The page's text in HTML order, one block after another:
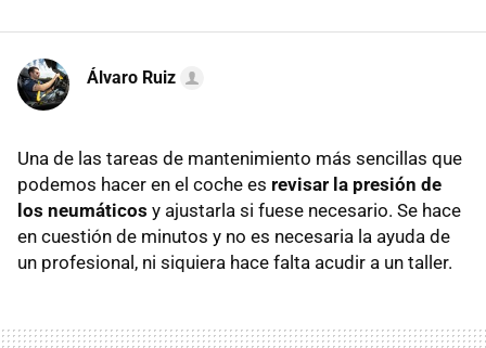
Álvaro Ruiz
Una de las tareas de mantenimiento más sencillas que
podemos hacer en el coche es revisar la presión de
los neumáticos y ajustarla si fuese necesario. Se hace
en cuestión de minutos y no es necesaria la ayuda de
un profesional, ni siquiera hace falta acudir a un taller.